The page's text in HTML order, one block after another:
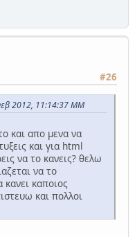
#26
2012, 11:14:37 ΜΜ
και απο μενα να
και για html
να το κανεις? θελω
να το
καποιος
και πολλοι